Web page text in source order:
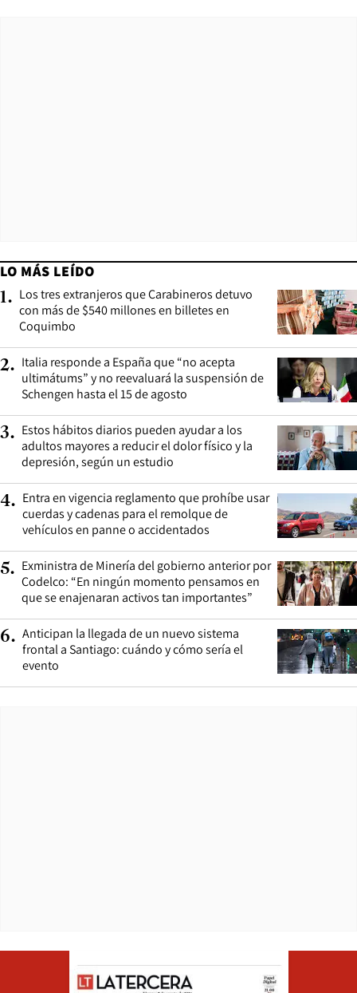
LO MÁS LEÍDO
1. Los tres extranjeros que Carabineros detuvo
con más de $540 millones en billetes en
Coquimbo
2. Italia responde a España que “no acepta
ultimátums” y no reevaluará la suspensión de
Schengen hasta el 15 de agosto
3. Estos hábitos diarios pueden ayudar a los
adultos mayores a reducir el dolor físico y la
depresión, según un estudio
4. Entra en vigencia reglamento que prohíbe usar
cuerdas y cadenas para el remolque de
vehículos en panne o accidentados
5. Exministra de Minería del gobierno anterior por
Codelco: “En ningún momento pensamos en
que se enajenaran activos tan importantes”
6. Anticipan la llegada de un nuevo sistema
frontal a Santiago: cuándo y cómo sería el
evento